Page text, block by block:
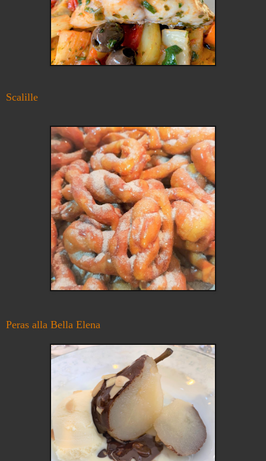
Scalille
Peras alla Bella Elena